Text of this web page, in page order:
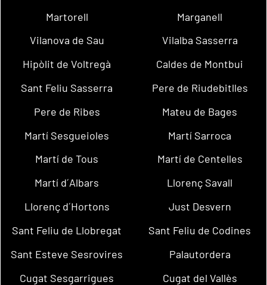
Martorell
Marganell
Vilanova de Sau
Vilalba Sasserra
Hipòlit de Voltregà
Caldes de Montbui
Sant Feliu Sasserra
Pere de Riudebitlles
Pere de Ribes
Mateu de Bages
Martí Sesgueioles
Martí Sarroca
Martí de Tous
Martí de Centelles
Martí d´Albars
Llorenç Savall
Llorenç d´Hortons
Just Desvern
Sant Feliu de Llobregat
Sant Feliu de Codines
Sant Esteve Sesrovires
Palautordera
Cugat Sesgarrigues
Cugat del Vallès